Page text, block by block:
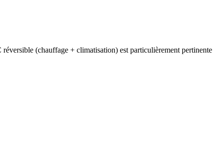
(chauffage + climatisation) est particulièrement pertinente